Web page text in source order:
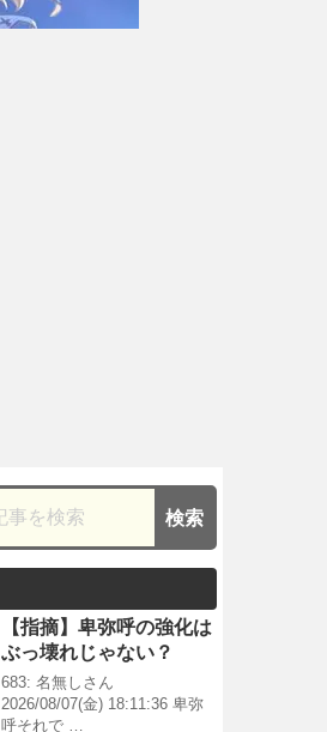
【指摘】卑弥呼の強化は
ぶっ壊れじゃない？
683: 名無しさん
2026/08/07(金) 18:11:36 卑弥
呼それで …